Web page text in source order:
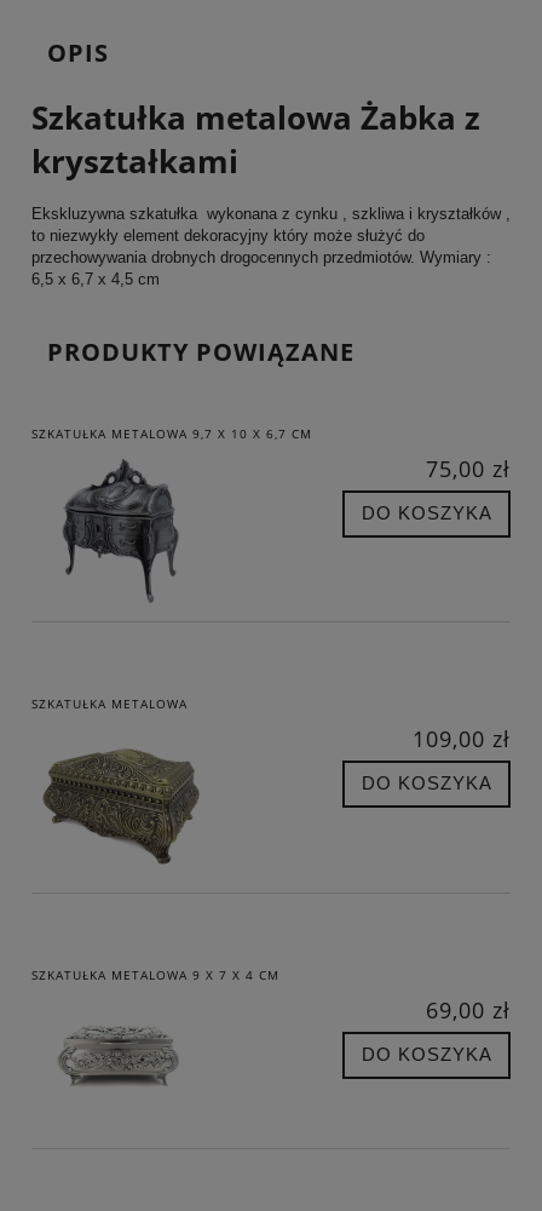
OPIS
Szkatułka metalowa Żabka z
kryształkami
Ekskluzywna szkatułka wykonana z cynku , szkliwa i kryształków ,
to niezwykły element dekoracyjny który może służyć do
przechowywania drobnych drogocennych przedmiotów. Wymiary :
6,5 x 6,7 x 4,5 cm
PRODUKTY POWIĄZANE
SZKATUŁKA METALOWA 9,7 X 10 X 6,7 CM
75,00 zł
DO KOSZYKA
SZKATUŁKA METALOWA
109,00 zł
DO KOSZYKA
SZKATUŁKA METALOWA 9 X 7 X 4 CM
69,00 zł
DO KOSZYKA